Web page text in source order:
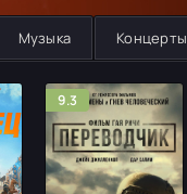
Музыка Концерты
9.3